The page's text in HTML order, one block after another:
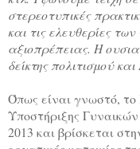
στερεοτυπικές
και τις ελευθερίες
αξιοπρέπειας. Η
δείκτης πολιτισμού
Όπως είναι γνωστό,
Υποστήριξης
2013 και βρίσκεται